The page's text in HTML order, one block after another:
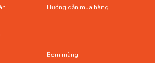
Hướng dẫn mua hàng
Bơm màng